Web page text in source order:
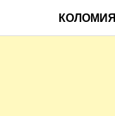
КОЛОМИЯ